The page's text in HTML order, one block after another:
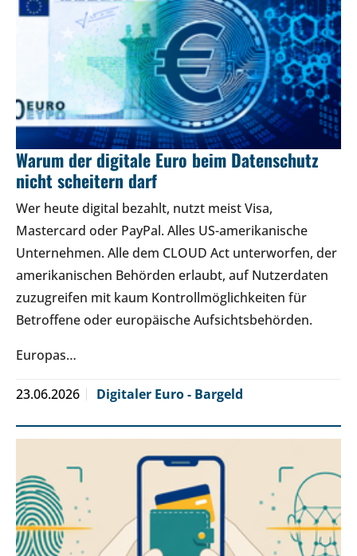
Warum der digitale Euro beim Datenschutz
nicht scheitern darf
Wer heute digital bezahlt, nutzt meist Visa,
Mastercard oder PayPal. Alles US-amerikanische
Unternehmen. Alle dem CLOUD Act unterworfen, der
amerikanischen Behörden erlaubt, auf Nutzerdaten
zuzugreifen mit kaum Kontrollmöglichkeiten für
Betroffene oder europäische Aufsichtsbehörden.
Europas…
23.06.2026 Digitaler Euro - Bargeld